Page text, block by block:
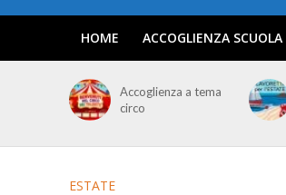
HOME ACCOGLIENZA SCUOLA
Accoglienza a tema
circo
ESTATE